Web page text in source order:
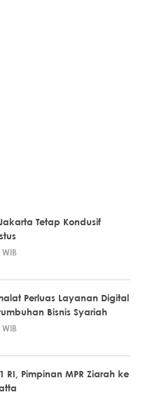
Tetap Kondusif
Perluas Layanan Digital
Bisnis Syariah
RI, Pimpinan MPR Ziarah ke